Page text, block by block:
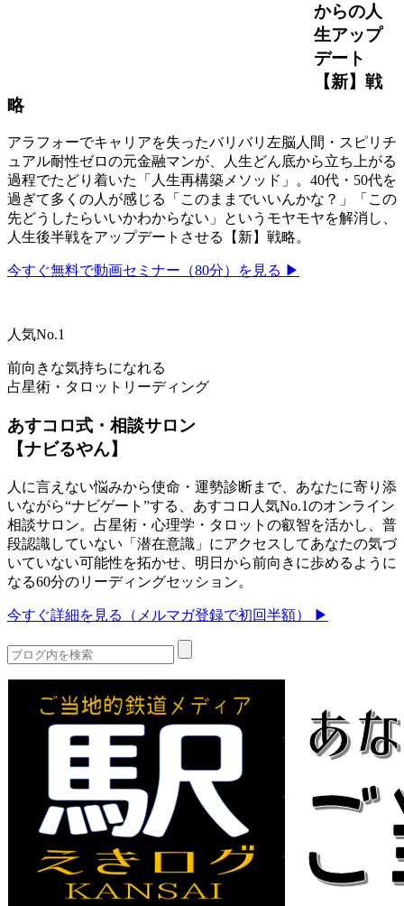
からの人
生アップ
デート
【新】戦
略
アラフォーでキャリアを失ったバリバリ左脳人間・スピリチ
ュアル耐性ゼロの元金融マンが、人生どん底から立ち上がる
過程でたどり着いた「人生再構築メソッド」。40代・50代を
過ぎて多くの人が感じる「このままでいいんかな？」「この
先どうしたらいいかわからない」というモヤモヤを解消し、
人生後半戦をアップデートさせる【新】戦略。
今すぐ無料で動画セミナー（80分）を見る ▶
人気No.1
前向きな気持ちになれる
占星術・タロットリーディング
あすコロ式・相談サロン
【ナビるやん】
人に言えない悩みから使命・運勢診断まで、あなたに寄り添
いながら“ナビゲート”する、あすコロ人気No.1のオンライン
相談サロン。占星術・心理学・タロットの叡智を活かし、普
段認識していない「潜在意識」にアクセスしてあなたの気づ
いていない可能性を拓かせ、明日から前向きに歩めるように
なる60分のリーディングセッション。
今すぐ詳細を見る（メルマガ登録で初回半額） ▶